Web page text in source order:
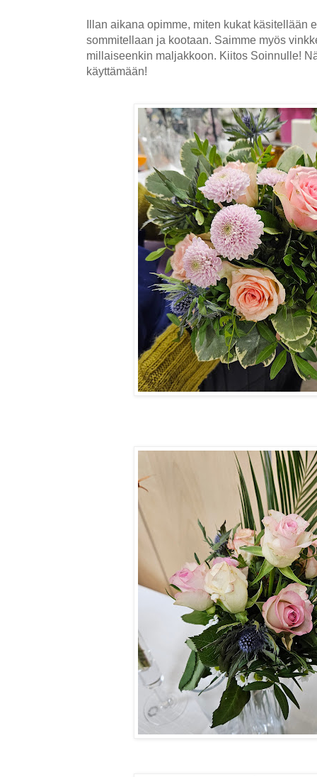
Illan aikana opimme, miten kukat käsitellään
sommitellaan ja kootaan. Saimme myös
millaiseenkin maljakkoon. Kiitos Soinnulle!
käyttämään!